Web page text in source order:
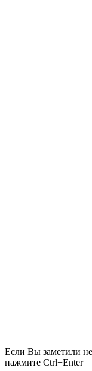
Если Вы заметили
нажмите Ctrl+Enter